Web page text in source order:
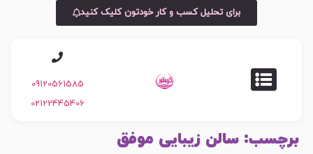
برای تحلیل کسب و کار خودتون کلیک کنید
09120561585
02122445406
برچسب: سالن زیبایی موفق